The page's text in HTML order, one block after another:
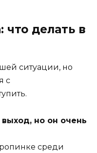
делать в
ситуации, но
с
но он очень
среди